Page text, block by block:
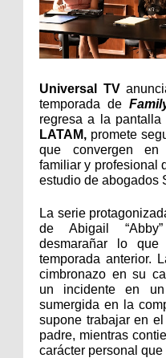
Universal TV
temporada de
regresa a la pantalla
LATAM, promete
que convergen en
familiar y profesional
estudio de abogados
La serie
de Abigail
desmarañar lo
temporada anterior.
cimbronazo en su
un incidente en
sumergida en la
supone trabajar en
padre, mientras
carácter personal